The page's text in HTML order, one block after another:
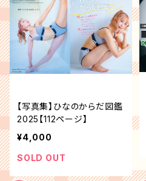
【写真集】ひなのからだ図鑑
2025【112ページ】
¥4,000
SOLD OUT